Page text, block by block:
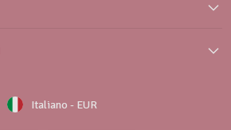
Italiano - EUR